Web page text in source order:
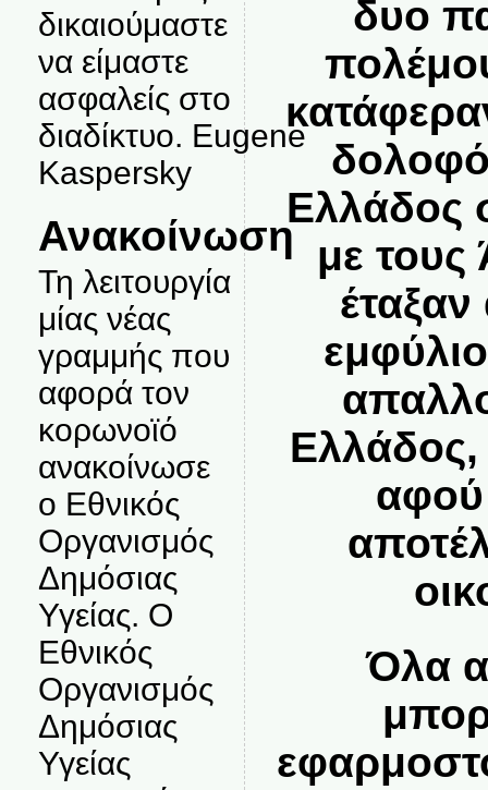
δικαιούμαστε
να είμαστε
ασφαλείς στο
διαδίκτυο. Eugene
Kaspersky
Ανακοίνωση
Τη λειτουργία
μίας νέας
γραμμής που
αφορά τον
κορωνοϊό
ανακοίνωσε
ο Εθνικός
Οργανισμός
Δημόσιας
Υγείας. Ο
Εθνικός
Οργανισμός
Δημόσιας
Υγείας
δυο
Ελλάδος
με τους
Ελλάδος,
αφού
Όλα